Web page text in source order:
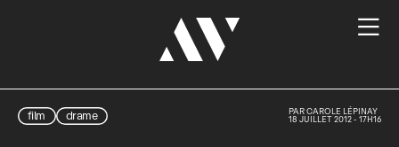

film drame PARCAROLE LÉPINAY
18 JUILLET 2012 - 17H16